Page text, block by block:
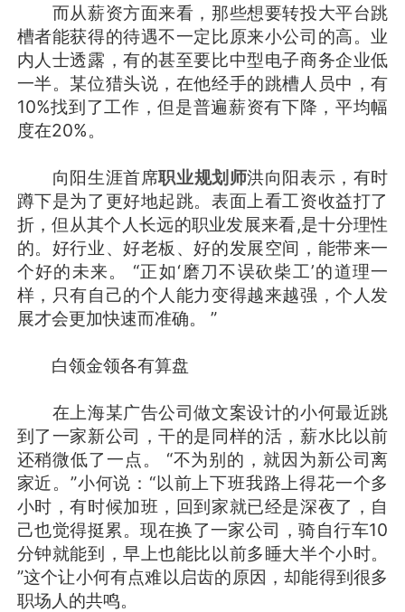
而从薪资方面来看，那些想要转投大平台跳
槽者能获得的待遇不一定比原来小公司的高。业
内人士透露，有的甚至要比中型电子商务企业低
一半。某位猎头说，在他经手的跳槽人员中，有
10%找到了工作，但是普遍薪资有下降，平均幅
度在20%。
向阳生涯首席职业规划师洪向阳表示，有时
蹲下是为了更好地起跳。表面上看工资收益打了
折，但从其个人长远的职业发展来看,是十分理性
的。好行业、好老板、好的发展空间，能带来一
个好的未来。 “正如‘磨刀不误砍柴工’的道理一
样，只有自己的个人能力变得越来越强，个人发
展才会更加快速而准确。 ”
白领金领各有算盘
在上海某广告公司做文案设计的小何最近跳
到了一家新公司，干的是同样的活，薪水比以前
还稍微低了一点。 “不为别的，就因为新公司离
家近。”小何说：“以前上下班我路上得花一个多
小时，有时候加班，回到家就已经是深夜了，自
己也觉得挺累。现在换了一家公司，骑自行车10
分钟就能到，早上也能比以前多睡大半个小时。
”这个让小何有点难以启齿的原因，却能得到很多
职场人的共鸣。